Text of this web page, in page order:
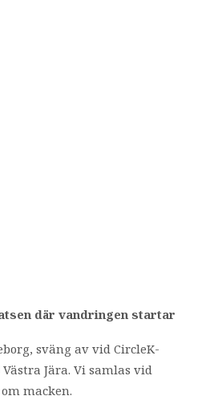
där vandringen startar
sväng av vid CircleK-
Jära. Vi samlas vid
macken.